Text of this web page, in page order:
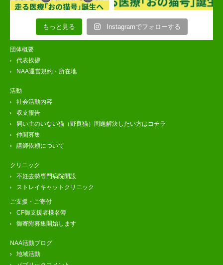
もっと見る Instagramでフォローする
団体概要
代表挨拶
NAA運営規約・所在地
活動
社会活動内容
収支報告
飼い主のいない猫（野良猫）問題解決したい方はコチラ
仲間募集
講師依頼について
クリニック
不妊去勢専門病院開設
ストレイキャットクリニック
ご支援・ご寄付
CF御支援者様名簿
御寄附募集開始します
NAA活動ブログ
地域活動